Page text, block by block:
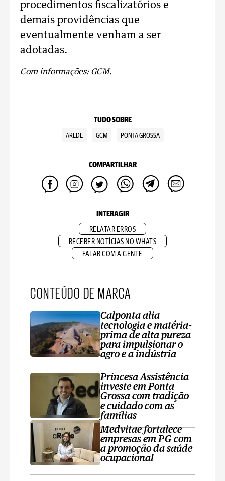
procedimentos fiscalizatórios e
demais providências que
eventualmente venham a ser
adotadas.
Com informações: GCM.
TUDO SOBRE
AREDE GCM PONTA GROSSA
COMPARTILHAR
INTERAGIR
RELATAR ERROS
RECEBER NOTÍCIAS NO WHATS
FALAR COM A GENTE
CONTEÚDO DE MARCA
Calponta alia
tecnologia e matéria-
prima de alta pureza
para impulsionar o
agro e a indústria
Princesa Assistência
investe em Ponta
Grossa com tradição
e cuidado com as
famílias
Medvitae fortalece
empresas em PG com
a promoção da saúde
ocupacional